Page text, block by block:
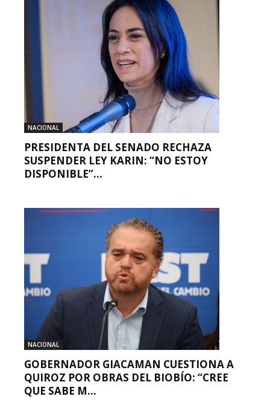
NACIONAL
PRESIDENTA DEL SENADO RECHAZA
SUSPENDER LEY KARIN: “NO ESTOY
DISPONIBLE”...
NACIONAL
GOBERNADOR GIACAMAN CUESTIONA A
QUIROZ POR OBRAS DEL BIOBÍO: “CREE
QUE SABE M...